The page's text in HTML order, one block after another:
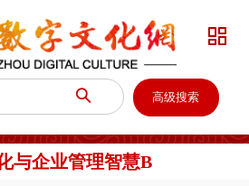
 高级搜索

与企业管理智慧B